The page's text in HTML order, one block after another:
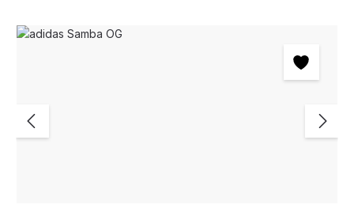
Bildergalerie überspringen